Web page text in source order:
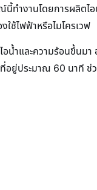
ทำงานโดยการผลิตไ
ช้ไฟฟ้าหรือไมโครเวฟ
น้ำและความร้อนขึ้น
ยู่ประมาณ 60 นาที ช่ว